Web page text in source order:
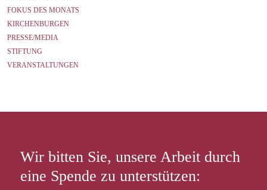
FOKUS DES MONATS
KIRCHENBURGEN
PRESSE/MEDIA
STIFTUNG
VERANSTALTUNGEN
Wir bitten Sie, unsere Arbeit durch
eine Spende zu unterstützen: